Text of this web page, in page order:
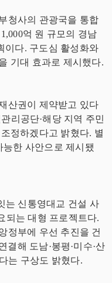
청사의 관광국을 통합
억 원 규모의 경남
이다. 구도심 활성화와
기대 효과로 제시했다.
산권이 제약받고 있다
리공단·해당 지역 주민
정하겠다고 밝혔다. 별
능한 사안으로 제시됐
는 신통영대교 건설 사
되는 대형 프로젝트다.
정부에 우선 추진을 건
결해 도남·봉평·미수·산
는 구상도 밝혔다.